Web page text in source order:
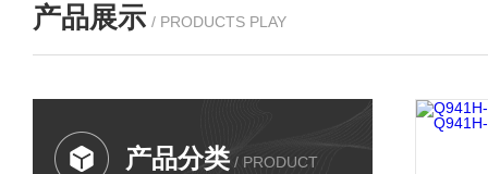
产品展示 / PRODUCTS PLAY
产品分类 / PRODUCT